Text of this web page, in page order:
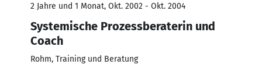
2 Jahre und 1 Monat, Okt. 2002 - Okt. 2004
Systemische Prozessberaterin und
Coach
Rohm, Training und Beratung